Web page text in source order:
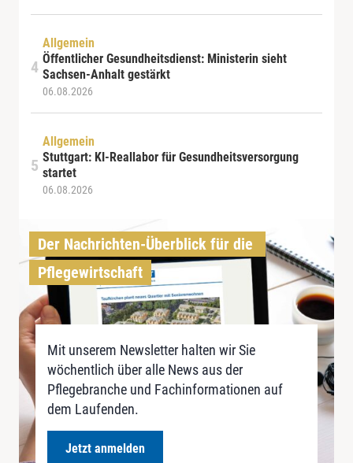
Allgemein
Öffentlicher Gesundheitsdienst: Ministerin sieht
Sachsen-Anhalt gestärkt
06.08.2026
Allgemein
Stuttgart: KI-Reallabor für Gesundheitsversorgung
startet
06.08.2026
Der Nachrichten-Überblick für die
Pflegewirtschaft
Mit unserem Newsletter halten wir Sie
wöchentlich über alle News aus der
Pflegebranche und Fachinformationen auf
dem Laufenden.
Jetzt anmelden